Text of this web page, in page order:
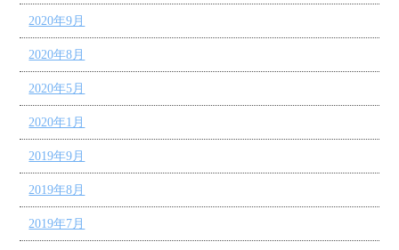
2020年9月
2020年8月
2020年5月
2020年1月
2019年9月
2019年8月
2019年7月